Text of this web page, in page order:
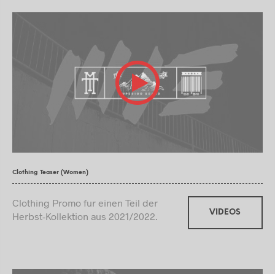
Clothing Teaser (Women)
Clothing Promo fur einen Teil der
Herbst-Kollektion aus 2021/2022.
VIDEOS